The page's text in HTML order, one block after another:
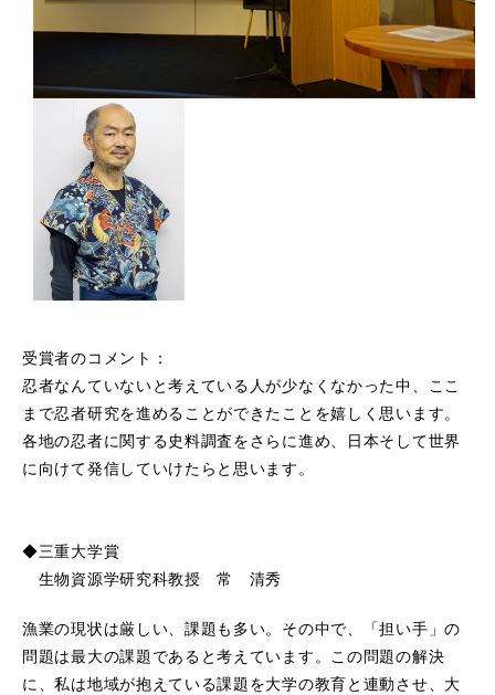
受賞者のコメント：
忍者なんていないと考えている人が少なくなかった中、ここ
まで忍者研究を進めることができたことを嬉しく思います。
各地の忍者に関する史料調査をさらに進め、日本そして世界
に向けて発信していけたらと思います。
◆三重大学賞
生物資源学研究科教授 常 清秀
漁業の現状は厳しい、課題も多い。その中で、「担い手」の
問題は最大の課題であると考えています。この問題の解決
に、私は地域が抱えている課題を大学の教育と連動させ、大